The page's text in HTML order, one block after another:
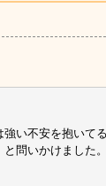
い不安を抱いて
問いかけました。